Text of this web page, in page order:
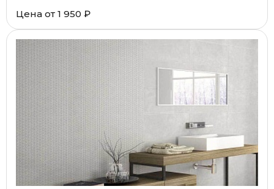
Цена от 1 950 ₽